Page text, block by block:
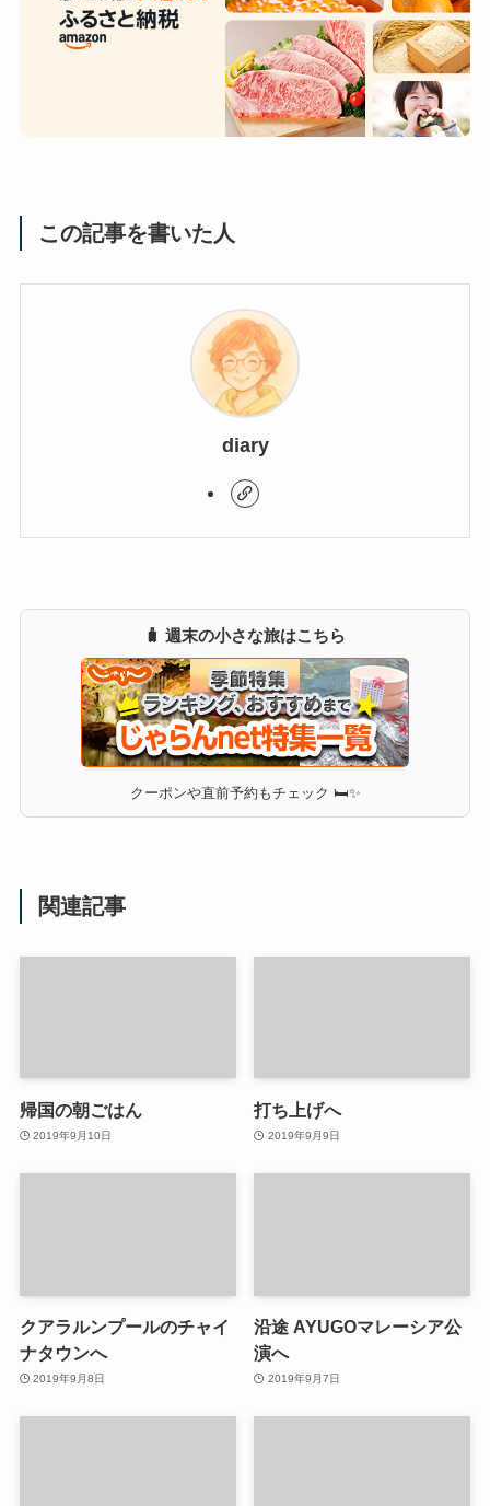
この記事を書いた人
diary
🧳 週末の小さな旅はこちら
クーポンや直前予約もチェック 🛏✨
関連記事
帰国の朝ごはん
2019年9月10日
打ち上げへ
2019年9月9日
クアラルンプールのチャイ
ナタウンへ
2019年9月8日
沿途 AYUGOマレーシア公
演へ
2019年9月7日